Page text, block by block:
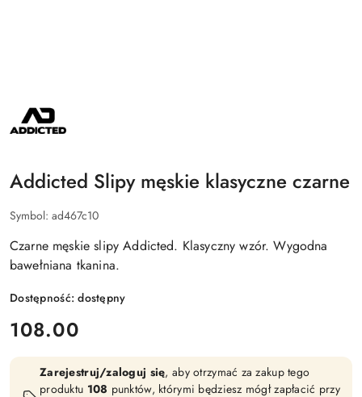
Addicted Slipy męskie klasyczne czarne
Symbol: ad467c10
Czarne męskie slipy Addicted. Klasyczny wzór. Wygodna
bawełniana tkanina.
Dostępność:dostępny
cena:
108.00
Zarejestruj/zaloguj się, aby otrzymać za zakup tego
produktu 108 punktów, którymi będziesz mógł zapłacić przy